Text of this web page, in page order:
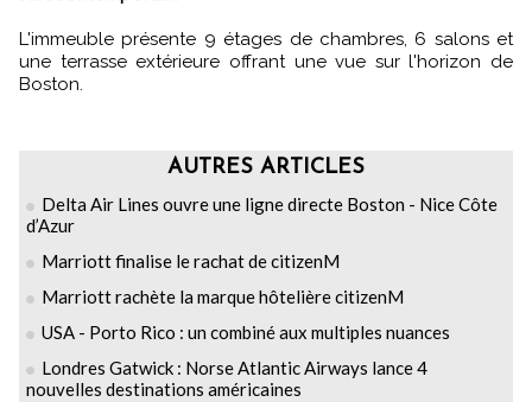
L'immeuble présente 9 étages de chambres, 6 salons et
une terrasse extérieure offrant une vue sur l'horizon de
Boston.
AUTRES ARTICLES
Delta Air Lines ouvre une ligne directe Boston - Nice Côte
d’Azur
Marriott finalise le rachat de citizenM
Marriott rachète la marque hôtelière citizenM
USA - Porto Rico : un combiné aux multiples nuances
Londres Gatwick : Norse Atlantic Airways lance 4
nouvelles destinations américaines